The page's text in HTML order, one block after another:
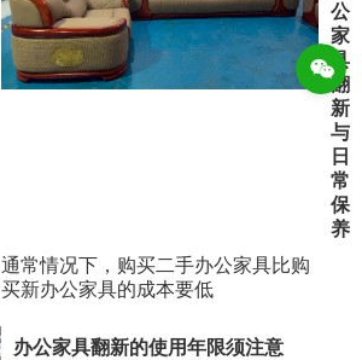
公
家
具
翻
新
与
日
常
保
养
通常情况下，购买二手办公家具比购
买新办公家具的成本要低
办公家具翻新的使用年限须注意